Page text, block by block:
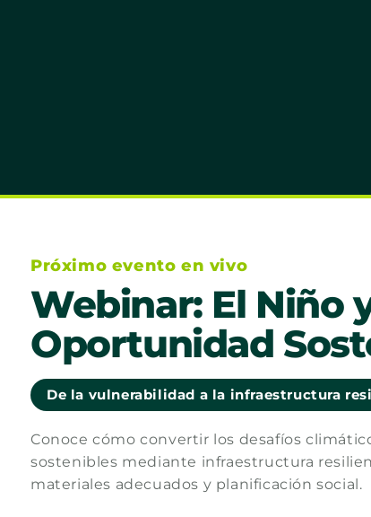
Próximo evento en vivo
Webinar: El Niño
Oportunidad
De la vulnerabilidad a la infraestructura
Conoce cómo convertir los desafíos
sostenibles mediante infraestructura
materiales adecuados y planificación social.